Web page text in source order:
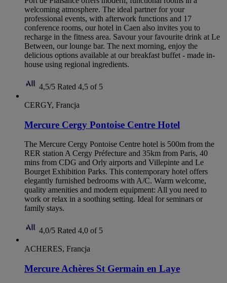
welcoming atmosphere. The ideal partner for your
professional events, with afterwork functions and 17
conference rooms, our hotel in Caen also invites you to
recharge in the fitness area. Savour your favourite drink at Le
Between, our lounge bar. The next morning, enjoy the
delicious options available at our breakfast buffet - made in-
house using regional ingredients.
4,5/5 Rated 4,5 of 5
CERGY, Francja
Mercure Cergy Pontoise Centre Hotel
The Mercure Cergy Pontoise Centre hotel is 500m from the
RER station A Cergy Préfecture and 35km from Paris, 40
mins from CDG and Orly airports and Villepinte and Le
Bourget Exhibition Parks. This contemporary hotel offers
elegantly furnished bedrooms with A/C. Warm welcome,
quality amenities and modern equipment: All you need to
work or relax in a soothing setting. Ideal for seminars or
family stays.
4,0/5 Rated 4,0 of 5
ACHERES, Francja
Mercure Achères St Germain en Laye